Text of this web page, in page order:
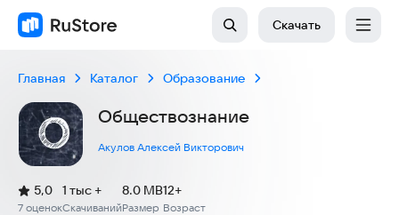
Скачать
Главная Каталог Образование
Обществознание
Акулов Алексей Викторович
Рейтинг:
5,0
(
7 оценок
)
Скачиваний
1 тыс +
Размер
8.0 MB
Возраст
12+